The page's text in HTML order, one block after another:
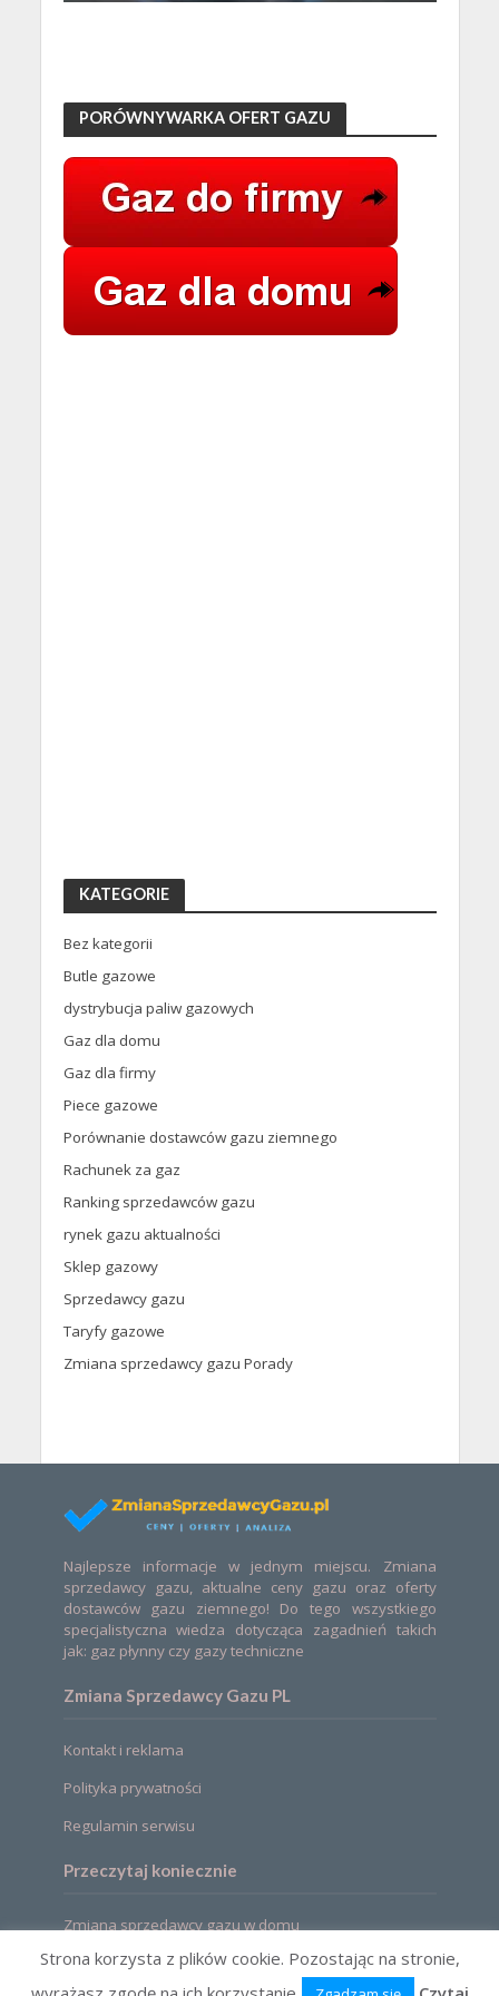
PORÓWNYWARKA OFERT GAZU
KATEGORIE
Bez kategorii
Butle gazowe
dystrybucja paliw gazowych
Gaz dla domu
Gaz dla firmy
Piece gazowe
Porównanie dostawców gazu ziemnego
Rachunek za gaz
Ranking sprzedawców gazu
rynek gazu aktualności
Sklep gazowy
Sprzedawcy gazu
Taryfy gazowe
Zmiana sprzedawcy gazu Porady
Najlepsze informacje w jednym miejscu. Zmiana
sprzedawcy gazu, aktualne ceny gazu oraz oferty
dostawców gazu ziemnego! Do tego wszystkiego
specjalistyczna wiedza dotycząca zagadnień takich
jak: gaz płynny czy gazy techniczne
Zmiana Sprzedawcy Gazu PL
Kontakt i reklama
Polityka prywatności
Regulamin serwisu
Przeczytaj koniecznie
Zmiana sprzedawcy gazu w domu
Strona korzysta z plików cookie. Pozostając na stronie,